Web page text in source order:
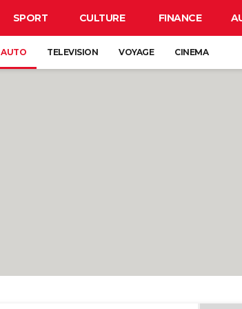
SPORT CULTURE FINANCE
AUTO TELEVISION VOYAGE CINEMA